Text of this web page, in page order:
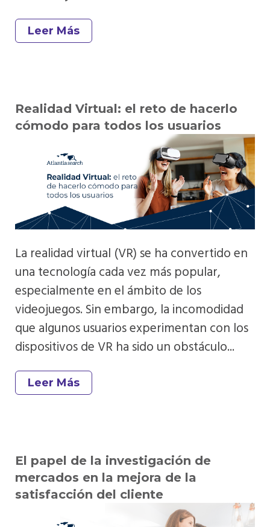
Leer Más
Realidad Virtual: el reto de hacerlo
cómodo para todos los usuarios
La realidad virtual (VR) se ha convertido en
una tecnología cada vez más popular,
especialmente en el ámbito de los
videojuegos. Sin embargo, la incomodidad
que algunos usuarios experimentan con los
dispositivos de VR ha sido un obstáculo...
Leer Más
​​El papel de la investigación de
mercados en la mejora de la
satisfacción del cliente